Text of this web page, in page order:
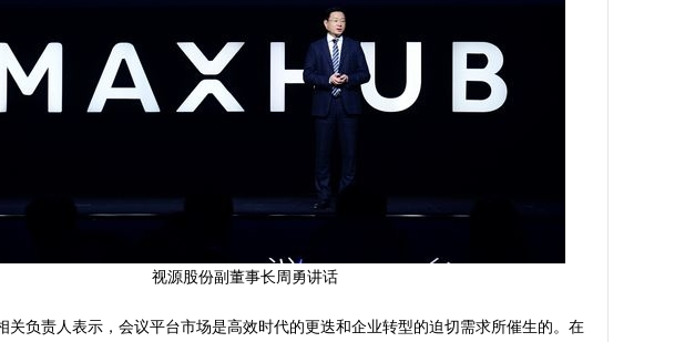
视源股份副董事长周勇讲话
关负责人表示，会议平台市场是高效时代的更迭和企业转型的迫切需求所催生的。在